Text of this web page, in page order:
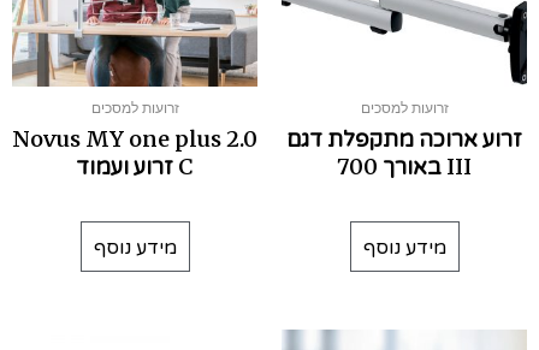
זרועות למסכים
זרוע ארוכה מתקפלת דגם
III באורך 700
מידע נוסף
זרועות למסכים
Novus MY one plus 2.0
C זרוע ועמוד
מידע נוסף